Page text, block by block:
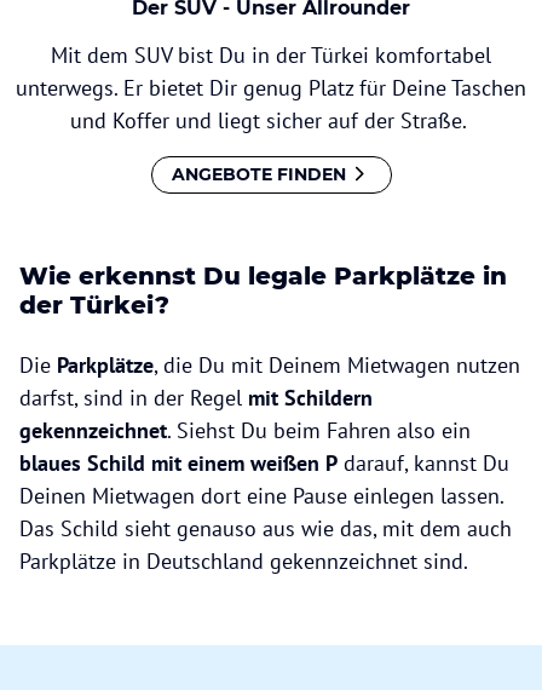
Der SUV - Unser Allrounder
Mit dem SUV bist Du in der Türkei komfortabel
unterwegs. Er bietet Dir genug Platz für Deine Taschen
und Koffer und liegt sicher auf der Straße.
ANGEBOTE FINDEN
Wie erkennst Du legale Parkplätze in
der Türkei?
Die Parkplätze, die Du mit Deinem Mietwagen nutzen
darfst, sind in der Regel mit Schildern
gekennzeichnet. Siehst Du beim Fahren also ein
blaues Schild mit einem weißen P darauf, kannst Du
Deinen Mietwagen dort eine Pause einlegen lassen.
Das Schild sieht genauso aus wie das, mit dem auch
Parkplätze in Deutschland gekennzeichnet sind.